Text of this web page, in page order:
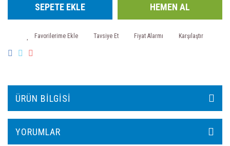
SEPETE EKLE HEMEN AL
Tavsiye Et Fiyat Alarmı Karşılaştır
ÜRÜN BILGISI
YORUMLAR